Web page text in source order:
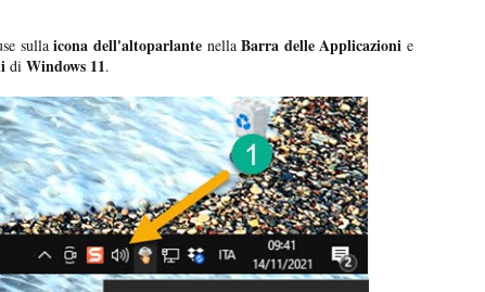
sullaicona dell'altoparlantenellaBarra delle Applicazioni e
di Windows 11.